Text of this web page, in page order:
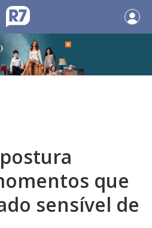
que
sensível de